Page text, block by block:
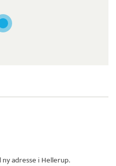
adresse i Hellerup.